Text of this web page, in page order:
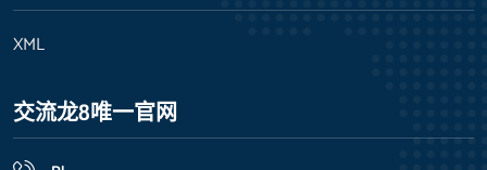
XML
交流龙8唯一官网